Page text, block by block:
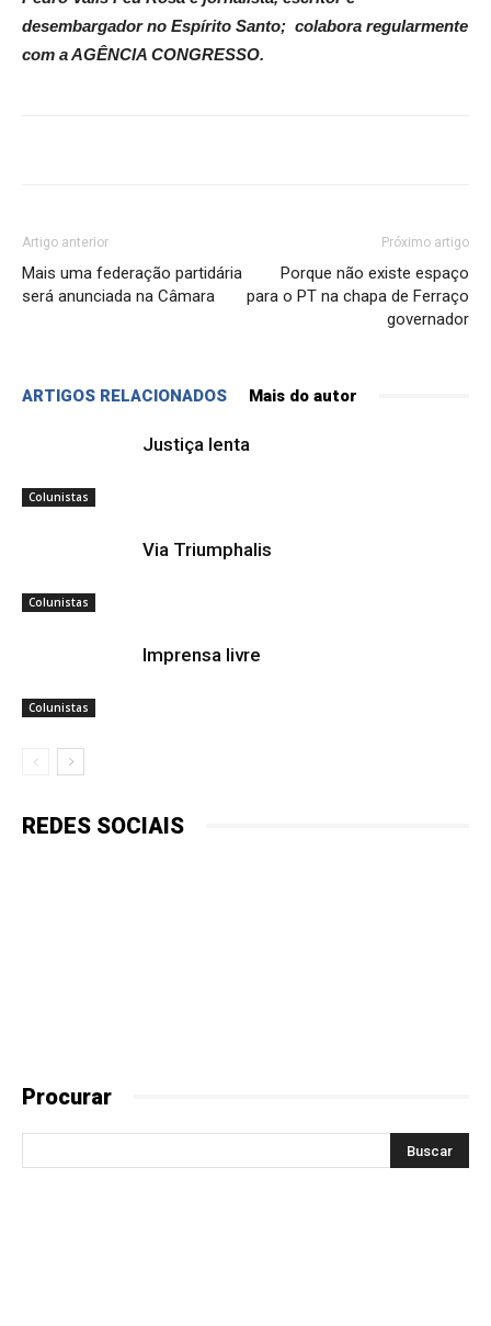
desembargador no Espírito Santo; colabora regularmente
com a AGÊNCIA CONGRESSO.
Artigo anterior
Mais uma federação partidária
será anunciada na Câmara
Próximo artigo
Porque não existe espaço
para o PT na chapa de Ferraço
governador
ARTIGOS RELACIONADOS Mais do autor
Colunistas
Justiça lenta
Colunistas
Via Triumphalis
Colunistas
Imprensa livre
REDES SOCIAIS
Procurar